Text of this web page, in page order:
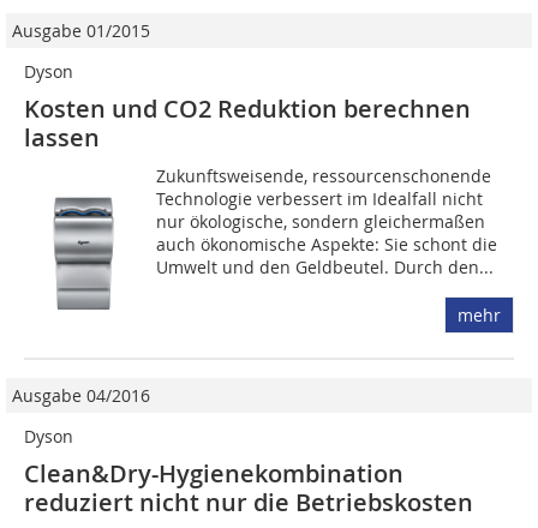
Ausgabe 01/2015
Dyson
Kosten und CO2 Reduktion berechnen
lassen
Zukunftsweisende, ressourcenschonende
Technologie verbessert im Idealfall nicht
nur ökologische, sondern gleichermaßen
auch ökonomische Aspekte: Sie schont die
Umwelt und den Geldbeutel. Durch den...
mehr
Ausgabe 04/2016
Dyson
Clean&Dry-Hygienekombination
reduziert nicht nur die Betriebskosten